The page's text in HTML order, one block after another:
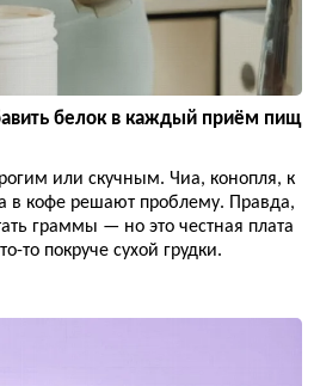
белок в каждый приём пищ
или скучным. Чиа, конопля, к
в кофе решают проблему. Правда,
граммы — но это честная плата
то покруче сухой грудки.